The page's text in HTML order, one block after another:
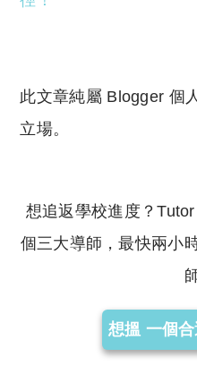
此文章純屬 Blogger 個
立場。
想追返學校進度？
個三大導師，最快兩小
想搵 一個